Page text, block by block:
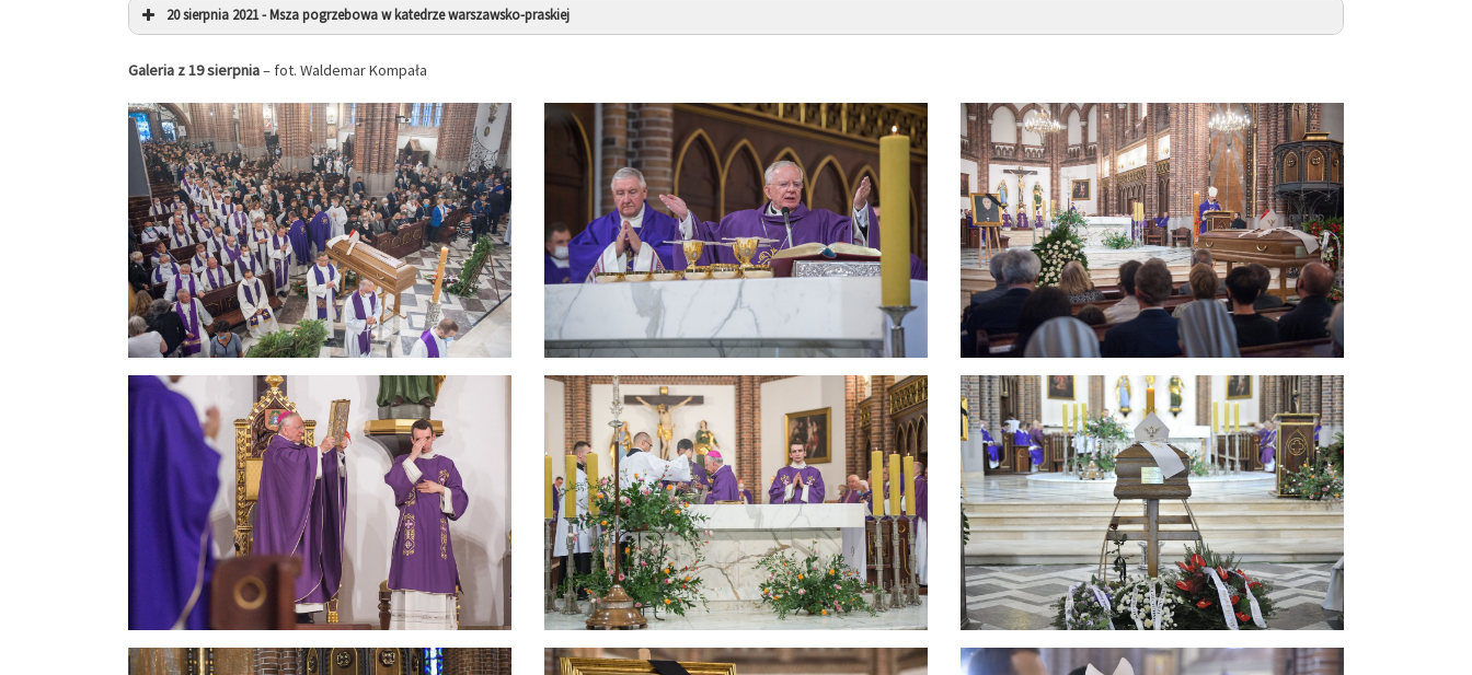
20 sierpnia 2021 - Msza pogrzebowa w katedrze warszawsko-praskiej
Rozpoczynamy teraz uroczystą liturgię pogrzebową ze czcią i wielkim uszanowaniem. W imieniu biskupa Kazimierza, biskupa Jacka, całej wspólnoty diecezjalnej i własnym witam
wszystkich czcigodnych gości. Pozwólcie, że wraz ze słowami powitania wypowiem już teraz słowa wielkiej wdzięczności za waszą obecność, modlitwę i przyjaźń.
Taka właśnie była postawa Zmarłego arcybiskupa Henryka. Zapalał w sobie światło Boże nieustannym trwaniem na modlitwie, na medytacji, na zgłębianiu Pisma Świętego. Był
rozkochany w Słowie Bożym, zgłębiał je. W czasie roku Sabatycznego udał się do Ojczyźnie Jezusa ? Jerozolimie, aby oddać się studium Pisma Świętego. Dzięki temu, jego
prawdziwymi perłami. Szkoda, że nikt tych homilii nie nagrywa, wyznała kiedyś z troską p. prof. Półtawska. Wiedział i rozumiał, że kapłan ? pasterz i przewodnik musi świecić
światłem, które czerpie z Pisma Świętego, w przeciwnym razie stanie się ślepym przewodnikiem w ciemnej nocy.
Przepasany pasem Bożej miłości, z zapaloną pochodnią Bożego światła, szedł tam, gdzie Bóg go posyłał, aż na krańce świata.
W roku 2008 Opatrzność wiedzie go z powrotem do Polski i wskazuje posługę biskupa diecezjalnego diecezji warszawsko-praskiej. Daje się poznać jako człowiek szerokich
horyzontów, zatroskany pasterz o swoją trzodę duchową, rozumiejący nowe wymogi duszpasterskie, potrzebę szerokiej współpracy ze świeckimi, konieczność tworzenia
ośrodków duszpasterskich młodzieży promieniujących młodymi błogosławionymi i świętymi, czy wreszcie większego umisyjnienia Kościoła lokalnego. Jest to możliwe przy
szerokiej współpracy z kapłanami i świeckimi, którym daje przestrzeń do działania, rozwijania własnych inicjatyw, chętnie słucha pomysłów i daje zielone światło do ich realizacji.
Galeria z 19 sierpnia– fot. Waldemar Kompała